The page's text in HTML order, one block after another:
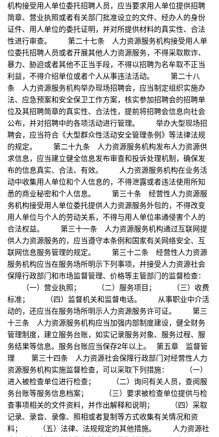
机构接受用人单位委托招聘人员，应当要求用人单位提供招聘
简章、营业执照或者有关部门批准设立的文件、经办人的身份
证件、用人单位的委托证明，并对所提供材料的真实性、合法
性进行审查。 第二十七条 人力资源服务机构接受用人单
位委托招聘人员或者开展其他人力资源服务，不得采取欺诈、
暴力、胁迫或者其他不正当手段，不得以招聘为名牟取不正当
利益，不得介绍单位或者个人从事违法活动。 第二十八
条 人力资源服务机构举办现场招聘会，应当制定组织实施办
法、应急预案和安全保卫工作方案，核实参加招聘会的招聘单
位及其招聘简章的真实性、合法性，提前将招聘会信息向社会
公布，并对招聘中的各项活动进行管理。 举办大型现场招
聘会，应当符合《大型群众性活动安全管理条例》等法律法规
的规定。 第二十九条 人力资源服务机构发布人力资源供
求信息，应当建立健全信息发布审查和投诉处理机制，确保发
布的信息真实、合法、有效。 人力资源服务机构在业务活
动中收集用人单位和个人信息的，不得泄露或者违法使用所知
悉的商业秘密和个人信息。 第三十条 经营性人力资源服
务机构接受用人单位委托提供人力资源服务外包的，不得改变
用人单位与个人的劳动关系，不得与用人单位串通侵害个人的
合法权益。 第三十一条 人力资源服务机构通过互联网提
供人力资源服务的，应当遵守本条例和国家有关网络安全、互
联网信息服务管理的规定。 第三十二条 经营性人力资源
服务机构应当在服务场所明示下列事项，并接受人力资源社会
保障行政部门和市场监督管理、价格等主管部门的监督检查：
（一）营业执照； （二）服务项目； （三）收费
标准； （四）监督机关和监督电话。 从事职业中介活
动的，还应当在服务场所明示人力资源服务许可证。 第三
十三条 人力资源服务机构应当加强内部制度建设，健全财务
管理制度，建立服务台账，如实记录服务对象、服务过程、服
务结果等信息。服务台账应当保存2年以上。 第五章 监督管
理 第三十四条 人力资源社会保障行政部门对经营性人力
资源服务机构实施监督检查，可以采取下列措施： （一）
进入被检查单位进行检查； （二）询问有关人员，查阅服
务台账等服务信息档案； （三）要求被检查单位提供与检
查事项相关的文件资料，并作出解释和说明； （四）采取
记录、录音、录像、照相或者复制等方式收集有关情况和资
料； （五）法律、法规规定的其他措施。 人力资源社